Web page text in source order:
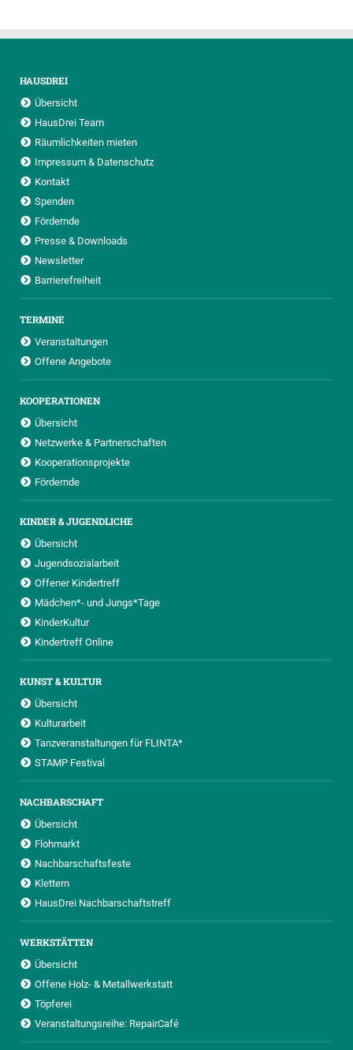
HAUSDREI
Übersicht
HausDrei Team
Räumlichkeiten mieten
Impressum & Datenschutz
Kontakt
Spenden
Fördernde
Presse & Downloads
Newsletter
Barrierefreiheit
TERMINE
Veranstaltungen
Offene Angebote
KOOPERATIONEN
Übersicht
Netzwerke & Partnerschaften
Kooperationsprojekte
Fördernde
KINDER & JUGENDLICHE
Übersicht
Jugendsozialarbeit
Offener Kindertreff
Mädchen*- und Jungs*Tage
KinderKultur
Kindertreff Online
KUNST & KULTUR
Übersicht
Kulturarbeit
Tanzveranstaltungen für FLINTA*
STAMP Festival
NACHBARSCHAFT
Übersicht
Flohmarkt
Nachbarschaftsfeste
Klettern
HausDrei Nachbarschaftstreff
WERKSTÄTTEN
Übersicht
Offene Holz- & Metallwerkstatt
Töpferei
Veranstaltungsreihe: RepairCafé